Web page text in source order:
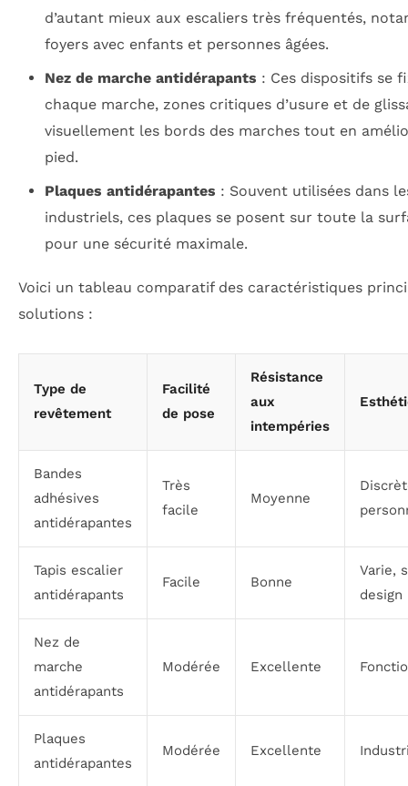
d’autant mieux aux escaliers très fréquentés,
foyers avec enfants et personnes âgées.
Nez de marche antidérapants : Ces dispositifs se
chaque marche, zones critiques d’usure et de
visuellement les bords des marches tout en
pied.
Plaques antidérapantes : Souvent utilisées dans
industriels, ces plaques se posent sur toute la
pour une sécurité maximale.
Voici un tableau comparatif des caractéristiques
solutions :
Type de
revêtement
Facilité
de pose
Résistance
aux
intempéries
Bandes
adhésives
antidérapantes
Très
facile
Moyenne
Tapis escalier
antidérapants
Facile Bonne
Varie,
design
Nez de
marche
antidérapants
Modérée Excellente
Plaques
antidérapantes
Modérée Excellente